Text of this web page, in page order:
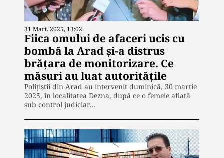
31 Mart. 2025, 13:02
Fiica omului de afaceri ucis cu
bombă la Arad și-a distrus
brățara de monitorizare. Ce
măsuri au luat autoritățile
Polițiștii din Arad au intervenit duminică, 30 martie
2025, în localitatea Dezna, după ce o femeie aflată
sub control judiciar…